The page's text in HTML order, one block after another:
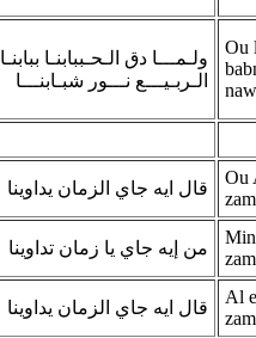
ولـمـــا دق الـحـببابنـا ببابنـا
الـربـيـــع نـــور شبـابنـــا
Ou
قال ايه جاي الزمان يداوينا
Ou
من إيه جاي يا زمان تداوينا
قال ايه جاي الزمان يداوينا
Al